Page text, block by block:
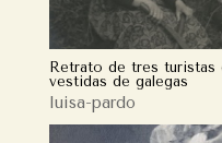
Retrato de tres turistas
vestidas de galegas
luisa-pardo